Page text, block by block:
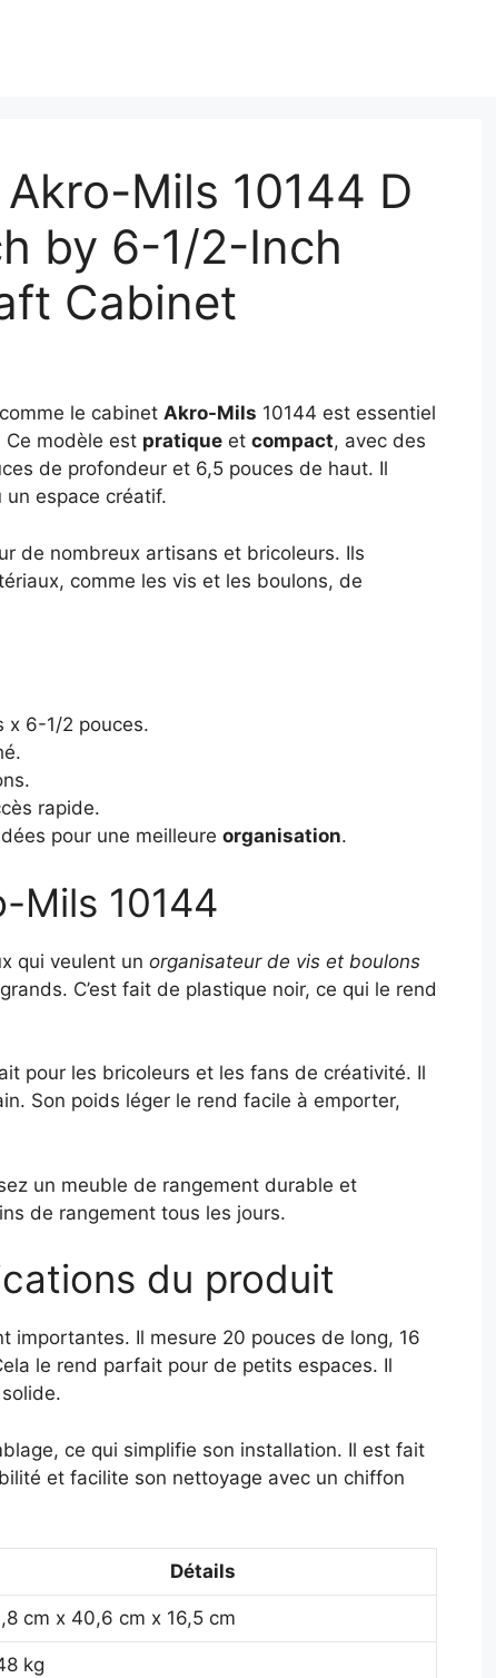
Mils 10144 D
by 6-1/2-Inch
Cabinet
comme le cabinet Akro-Mils 10144 est essentiel
Ce modèle est pratique et compact, avec des
de profondeur et 6,5 pouces de haut. Il
un espace créatif.
de nombreux artisans et bricoleurs. Ils
comme les vis et les boulons, de
x 6-1/2 pouces.
rapide.
pour une meilleure organisation.
Mils 10144
qui veulent un organisateur de vis et boulons
C’est fait de plastique noir, ce qui le rend
pour les bricoleurs et les fans de créativité. Il
Son poids léger le rend facile à emporter,
un meuble de rangement durable et
de rangement tous les jours.
du produit
importantes. Il mesure 20 pouces de long, 16
le rend parfait pour de petits espaces. Il
ce qui simplifie son installation. Il est fait
et facilite son nettoyage avec un chiffon
Détails
cm x 40,6 cm x 16,5 cm
kg